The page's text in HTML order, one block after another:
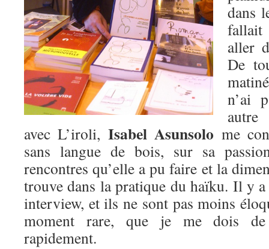
dans
aller
De
n’ai
autre
avec L’iroli, Isabel Asunsolo me
sans langue de bois, sur sa
rencontres qu’elle a pu faire et la
trouve dans la pratique du haïku. Il y a
interview, et ils ne sont pas moins
moment rare, que je me dois
rapidement.